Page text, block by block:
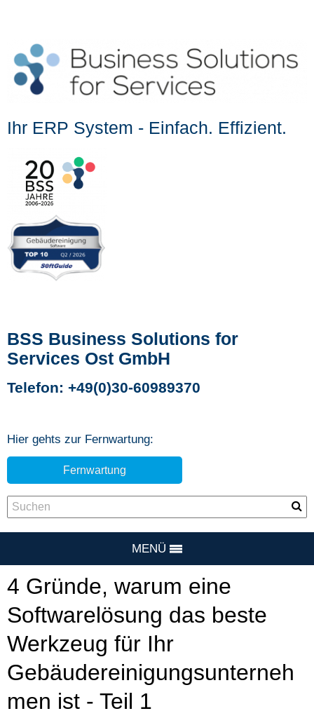
Ihr ERP System - Einfach. Effizient.
BSS Business Solutions for
Services Ost GmbH
Telefon: +49(0)30-60989370
Hier gehts zur Fernwartung:
Fernwartung
MENÜ
4 Gründe, warum eine
Softwarelösung das beste
Werkzeug für Ihr
Gebäudereinigungsunterneh
men ist - Teil 1